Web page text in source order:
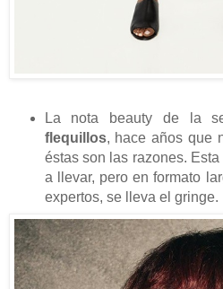
La nota beauty de la
flequillos, hace años que
éstas son las razones.
a llevar, pero en formato
expertos, se lleva el gringe.